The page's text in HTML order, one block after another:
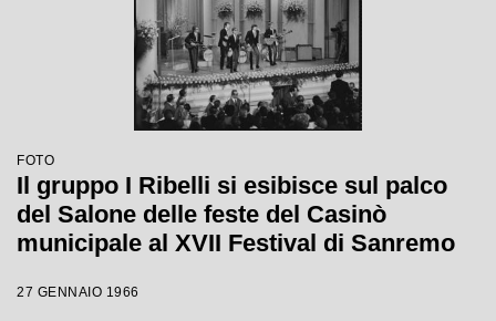
FOTO
Il gruppo I Ribelli si esibisce sul palco
del Salone delle feste del Casinò
municipale al XVII Festival di Sanremo
27 GENNAIO 1966